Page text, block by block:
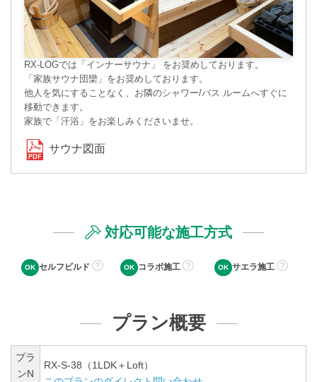
RX-LOGでは「インナーサウナ」 をお奨めしております。
「家族サウナ団欒」をお奨めしております。
他人を気にすることなく、お隣のシャワー/バス ルームへすぐに
移動できます。
家族で「汗浴」をお楽しみくださいませ。
サウナ図面
対応可能な施工方式
セルフビルド コラボ施工 サエラ施工
プラン概要
プラ
ンN
RX-S-38（1LDK＋Loft）